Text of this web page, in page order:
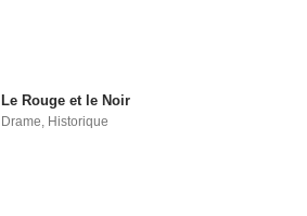
Le Rouge et le Noir
Drame, Historique